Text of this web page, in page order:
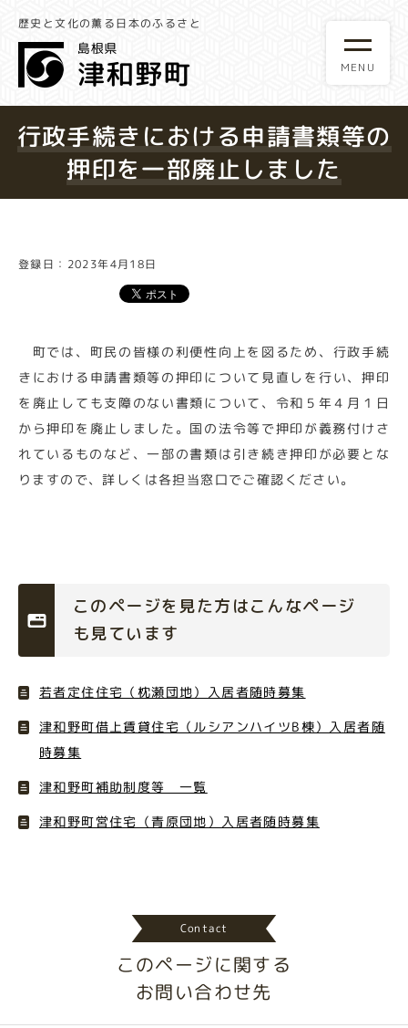
歴史と文化の薫る日本のふるさと
行政手続きにおける申請書類等の
押印を一部廃止しました
登録日：2023年4月18日
町では、町民の皆様の利便性向上を図るため、行政手続
きにおける申請書類等の押印について見直しを行い、押印
を廃止しても支障のない書類について、令和５年４月１日
から押印を廃止しました。国の法令等で押印が義務付けさ
れているものなど、一部の書類は引き続き押印が必要とな
りますので、詳しくは各担当窓口でご確認ください。
このページを見た方はこんなページ
も見ています
若者定住住宅（枕瀬団地）入居者随時募集
津和野町借上賃貸住宅（ルシアンハイツB棟）入居者随
時募集
津和野町補助制度等 一覧
津和野町営住宅（青原団地）入居者随時募集
Contact
このページに関する
お問い合わせ先